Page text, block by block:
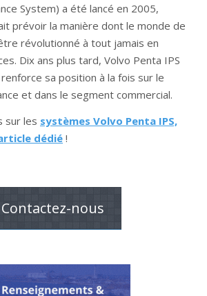
System) a été lancé en 2005,
prévoir la manière dont le monde de
révolutionné à tout jamais en
Dix ans plus tard, Volvo Penta IPS
sa position à la fois sur le
et dans le segment commercial.
sur les systèmes Volvo Penta IPS,
dédié !
Contactez-nous